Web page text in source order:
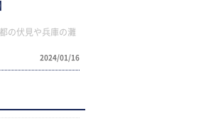
2024/01/16
の伏見や兵庫の灘